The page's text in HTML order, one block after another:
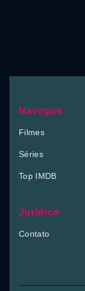
Navegue
Filmes
Séries
Top IMDB
Jurídico
Contato